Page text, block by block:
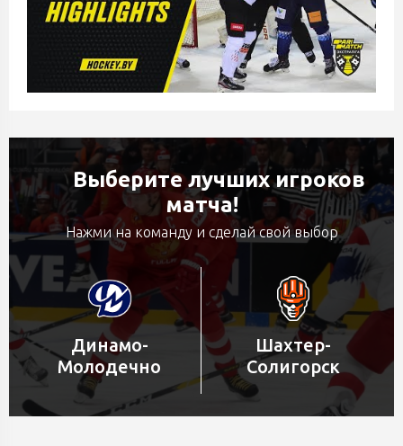
Выберите лучших игроков
матча!
Нажми на команду и сделай свой выбор
Динамо-
Молодечно
Шахтер-
Солигорск